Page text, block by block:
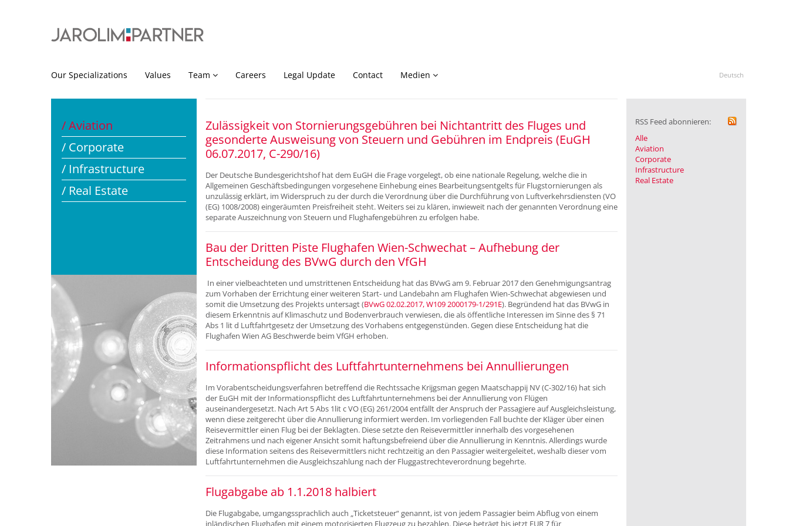
Our Specializations Values Team Careers Legal Update Contact Medien Deutsch
/ Aviation
/ Corporate
/ Infrastructure
/ Real Estate
Zulässigkeit von Stornierungsgebühren bei Nichtantritt des Fluges und
gesonderte Ausweisung von Steuern und Gebühren im Endpreis (EuGH
06.07.2017, C-290/16)
Der Deutsche Bundesgerichtshof hat dem EuGH die Frage vorgelegt, ob eine nationale Regelung, welche die in
Allgemeinen Geschäftsbedingungen vorgesehene Einhebung eines Bearbeitungsentgelts für Flugstornierungen als
unzulässig erklärt, im Widerspruch zu der durch die Verordnung über die Durchführung von Luftverkehrsdiensten (VO
(EG) 1008/2008) eingeräumten Preisfreiheit steht. Weiters sei zu klären, inwieweit nach der genannten Verordnung eine
separate Auszeichnung von Steuern und Flughafengebühren zu erfolgen habe.
Bau der Dritten Piste Flughafen Wien-Schwechat – Aufhebung der
Entscheidung des BVwG durch den VfGH
In einer vielbeachteten und umstrittenen Entscheidung hat das BVwG am 9. Februar 2017 den Genehmigungsantrag
zum Vorhaben der Errichtung einer weiteren Start- und Landebahn am Flughafen Wien-Schwechat abgewiesen und
somit die Umsetzung des Projekts untersagt (BVwG 02.02.2017, W109 2000179-1/291E). Begründend hat das BVwG in
diesem Erkenntnis auf Klimaschutz und Bodenverbrauch verwiesen, die als öffentliche Interessen im Sinne des § 71
Abs 1 lit d Luftfahrtgesetz der Umsetzung des Vorhabens entgegenstünden. Gegen diese Entscheidung hat die
Flughafen Wien AG Beschwerde beim VfGH erhoben.
Informationspflicht des Luftfahrtunternehmens bei Annullierungen
Im Vorabentscheidungsverfahren betreffend die Rechtssache Krijgsman gegen Maatschappij NV (C-302/16) hat sich
der EuGH mit der Informationspflicht des Luftfahrtunternehmens bei der Annullierung von Flügen
auseinandergesetzt. Nach Art 5 Abs 1lit c VO (EG) 261/2004 entfällt der Anspruch der Passagiere auf Ausgleichsleistung,
wenn diese zeitgerecht über die Annullierung informiert werden. Im vorliegenden Fall buchte der Kläger über einen
Reisevermittler einen Flug bei der Beklagten. Diese setzte den Reisevermittler innerhalb des vorgesehenen
Zeitrahmens und nach eigener Ansicht somit haftungsbefreiend über die Annullierung in Kenntnis. Allerdings wurde
diese Information seitens des Reisevermittlers nicht rechtzeitig an den Passagier weitergeleitet, weshalb dieser vom
Luftfahrtunternehmen die Ausgleichszahlung nach der Fluggastrechteverordnung begehrte.
Flugabgabe ab 1.1.2018 halbiert
Die Flugabgabe, umgangssprachlich auch „Ticketsteuer“ genannt, ist von jedem Passagier beim Abflug von einem
inländischen Flughafen mit einem motorisierten Flugzeug zu bezahlen. Diese beträgt bis jetzt EUR 7 für
RSS Feed abonnieren:
Alle
Aviation
Corporate
Infrastructure
Real Estate